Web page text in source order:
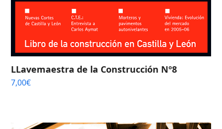
LLavemaestra de la Construcción Nº8
7,00€